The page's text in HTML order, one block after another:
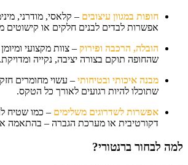
חופות במגוון עיצובים– קלאסי, מודרני,
אפשרות לבדים לבנים חלקים או קישוטים
הובלה, הרכבה ופירוק– צוות מקצועי ומיומן
שהחופה תוקם בצורה יציבה, נקייה ומדויקת.
מבנה איכותי ובטיחותי– עשוי מחומרים חזקים,
שתוכלו להיות רגועים לאורך כל הטקס.
אפשרות לשדרוגים משלימים– כמו שטיח
דקורטיבית או מערכת הגברה – בהתאמה
לבחור ברנטורי?